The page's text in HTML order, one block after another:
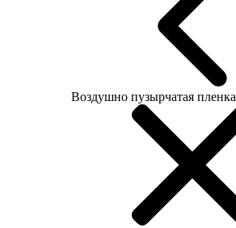
Воздушно пузырчатая пленка